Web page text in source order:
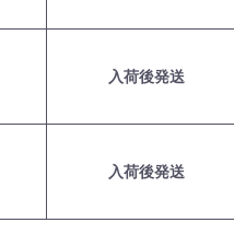
入荷後発送
入荷後発送